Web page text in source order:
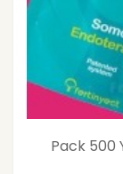
Pack 500